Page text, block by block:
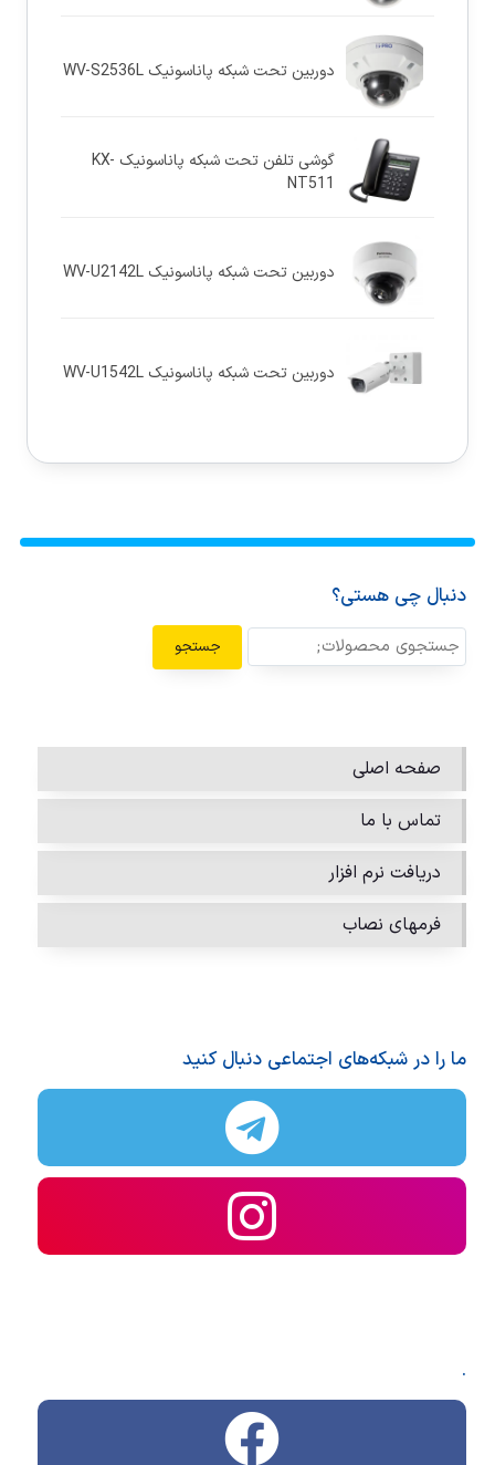
دوربین تحت شبکه پاناسونيک WV-S2536L
گوشی تلفن تحت شبکه پاناسونیک KX-
NT511
دوربین تحت شبکه پاناسونيک WV-U2142L
دوربین تحت شبکه پاناسونيک WV-U1542L
دنبال چی هستی؟
جستجو
صفحه اصلی
تماس با ما
دریافت نرم افزار
فرمهای نصاب
ما را در شبکه‌های اجتماعی دنبال کنید
.